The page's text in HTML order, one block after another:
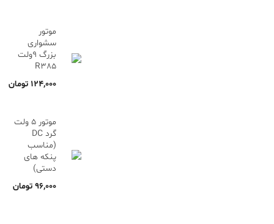
موتور
سشواری
بزرگ 9ولت
R385
۱۲۴,۰۰۰ تومان
موتور 5 ولت
گرد DC
(مناسب
پنکه های
دستی)
۹۶,۰۰۰ تومان